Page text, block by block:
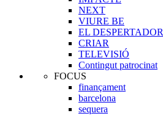
NEXT
VIURE BE
EL DESPERTADOR
CRIAR
TELEVISIÓ
Contingut patrocinat
FOCUS
finançament
barcelona
sequera